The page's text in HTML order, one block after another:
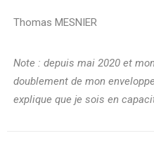
Thomas MESNIER
Note : depuis mai 2020 et
doublement de mon
explique que je sois en